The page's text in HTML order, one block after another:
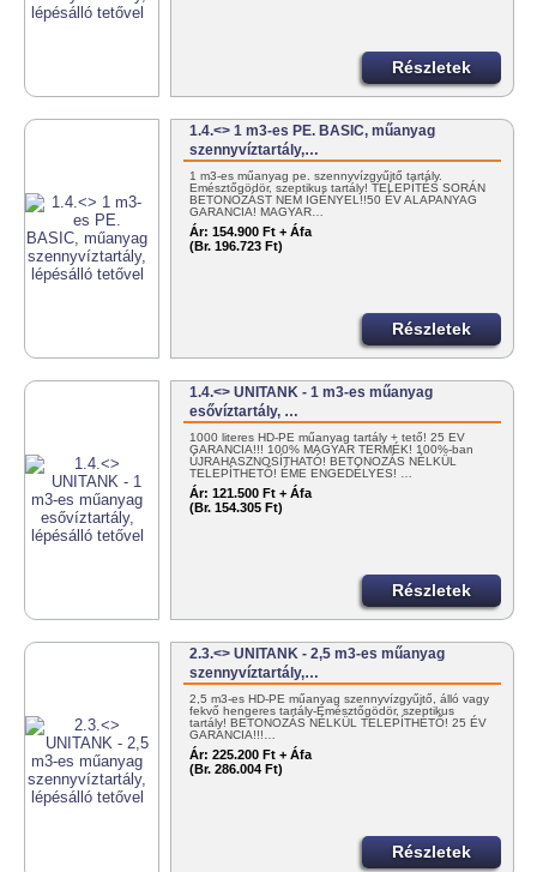
Részletek
1.4.<> 1 m3-es PE. BASIC, műanyag
szennyvíztartály,…
1 m3-es műanyag pe. szennyvízgyűjtő tartály.
Emésztőgödör, szeptikus tartály! TELEPÍTÉS SORÁN
BETONOZÁST NEM IGÉNYEL!!50 ÉV ALAPANYAG
GARANCIA! MAGYAR…
Ár: 154.900 Ft + Áfa
(Br. 196.723 Ft)
Részletek
1.4.<> UNITANK - 1 m3-es műanyag
esővíztartály, …
1000 literes HD-PE műanyag tartály + tető! 25 ÉV
GARANCIA!!! 100% MAGYAR TERMÉK! 100%-ban
ÚJRAHASZNOSÍTHATÓ! BETONOZÁS NÉLKÜL
TELEPÍTHETŐ! ÉME ENGEDÉLYES! …
Ár: 121.500 Ft + Áfa
(Br. 154.305 Ft)
Részletek
2.3.<> UNITANK - 2,5 m3-es műanyag
szennyvíztartály,…
2,5 m3-es HD-PE műanyag szennyvízgyűjtő, álló vagy
fekvő hengeres tartály-Emésztőgödör, szeptikus
tartály! BETONOZÁS NÉLKÜL TELEPÍTHETŐ! 25 ÉV
GARANCIA!!!…
Ár: 225.200 Ft + Áfa
(Br. 286.004 Ft)
Részletek